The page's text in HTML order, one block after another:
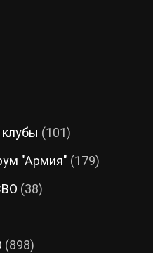
(101)
"Армия" (179)
(38)
(898)